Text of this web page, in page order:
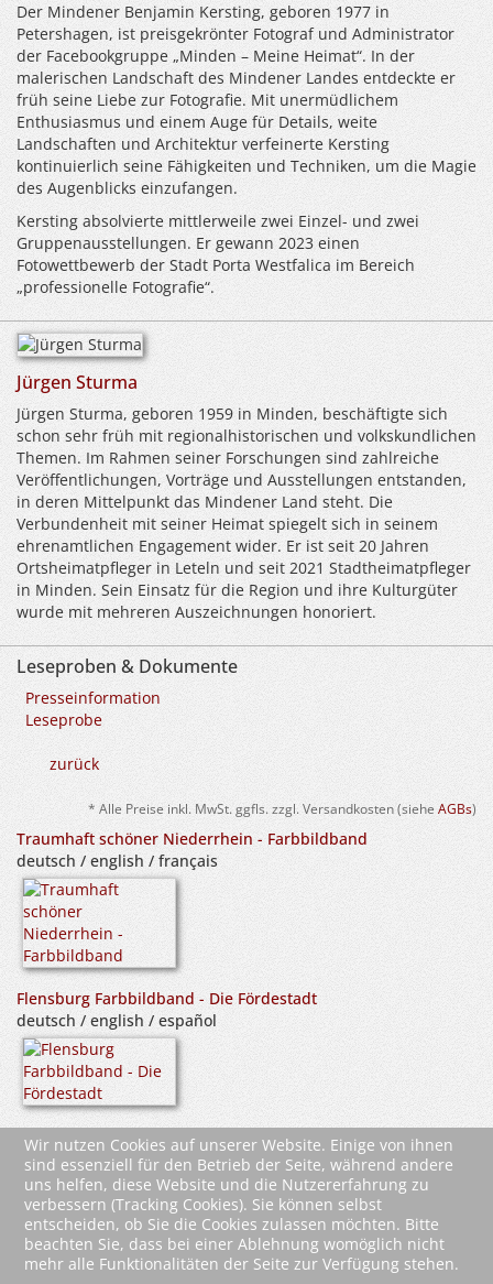
Der Mindener Benjamin Kersting, geboren 1977 in
Petershagen, ist preisgekrönter Fotograf und Administrator
der Facebookgruppe „Minden – Meine Heimat“. In der
malerischen Landschaft des Mindener Landes entdeckte er
früh seine Liebe zur Fotografie. Mit unermüdlichem
Enthusiasmus und einem Auge für Details, weite
Landschaften und Architektur verfeinerte Kersting
kontinuierlich seine Fähigkeiten und Techniken, um die Magie
des Augenblicks einzufangen.
Kersting absolvierte mittlerweile zwei Einzel- und zwei
Gruppenausstellungen. Er gewann 2023 einen
Fotowettbewerb der Stadt Porta Westfalica im Bereich
„professionelle Fotografie“.
Jürgen Sturma
Jürgen Sturma, geboren 1959 in Minden, beschäftigte sich
schon sehr früh mit regionalhistorischen und volkskundlichen
Themen. Im Rahmen seiner Forschungen sind zahlreiche
Veröffentlichungen, Vorträge und Ausstellungen entstanden,
in deren Mittelpunkt das Mindener Land steht. Die
Verbundenheit mit seiner Heimat spiegelt sich in seinem
ehrenamtlichen Engagement wider. Er ist seit 20 Jahren
Ortsheimatpfleger in Leteln und seit 2021 Stadtheimatpfleger
in Minden. Sein Einsatz für die Region und ihre Kulturgüter
wurde mit mehreren Auszeichnungen honoriert.
Leseproben & Dokumente
Presseinformation
Leseprobe
zurück
* Alle Preise inkl. MwSt. ggfls. zzgl. Versandkosten (siehe AGBs)
Traumhaft schöner Niederrhein - Farbbildband
deutsch / english / français
Flensburg Farbbildband - Die Fördestadt
deutsch / english / español
Wolfsburg
Farbbildband; deutsch/englisch/französisch
Wir nutzen Cookies auf unserer Website. Einige von ihnen
sind essenziell für den Betrieb der Seite, während andere
uns helfen, diese Website und die Nutzererfahrung zu
verbessern (Tracking Cookies). Sie können selbst
entscheiden, ob Sie die Cookies zulassen möchten. Bitte
beachten Sie, dass bei einer Ablehnung womöglich nicht
mehr alle Funktionalitäten der Seite zur Verfügung stehen.